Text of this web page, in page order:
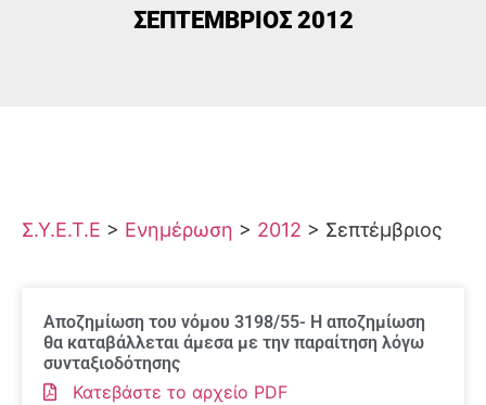
ΣΕΠΤΈΜΒΡΙΟΣ 2012
Σ.Υ.Ε.Τ.Ε > Ενημέρωση > 2012 > Σεπτέμβριος
Αποζημίωση του νόμου 3198/55- Η αποζημίωση
θα καταβάλλεται άμεσα με την παραίτηση λόγω
συνταξιοδότησης
Κατεβάστε το αρχείο PDF